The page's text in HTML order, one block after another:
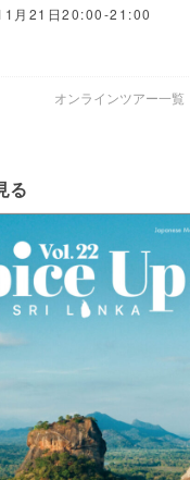
月21日20:00-21:00
オンラインツアー一覧
る